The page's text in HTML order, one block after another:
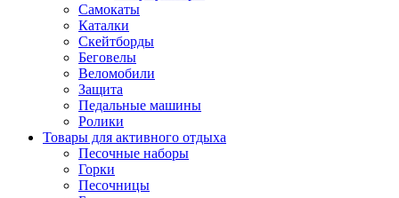
Самокаты
Каталки
Скейтборды
Беговелы
Веломобили
Защита
Педальные машины
Ролики
Товары для активного отдыха
Песочные наборы
Горки
Песочницы